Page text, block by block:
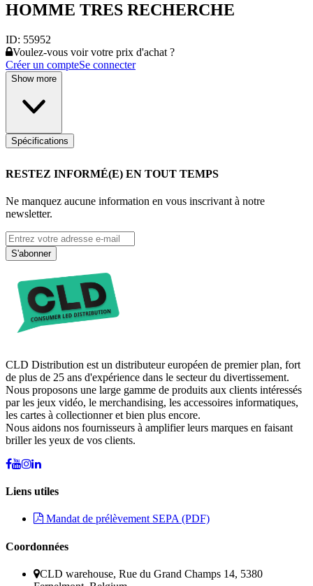
HOMME TRES RECHERCHE
ID: 55952
Voulez-vous voir votre prix d'achat ?
Créer un compteSe connecter
Show more
Spécifications
RESTEZ INFORMÉ(E) EN TOUT TEMPS
Ne manquez aucune information en vous inscrivant à notre
newsletter.
S'abonner
CLD Distribution est un distributeur européen de premier plan, fort
de plus de 25 ans d'expérience dans le secteur du divertissement.
Nous proposons une large gamme de produits aux clients intéressés
par les jeux vidéo, le merchandising, les accessoires informatiques,
les cartes à collectionner et bien plus encore.
Nous aidons nos fournisseurs à amplifier leurs marques en faisant
briller les yeux de vos clients.
Liens utiles
Mandat de prélèvement SEPA (PDF)
Coordonnées
CLD warehouse, Rue du Grand Champs 14, 5380